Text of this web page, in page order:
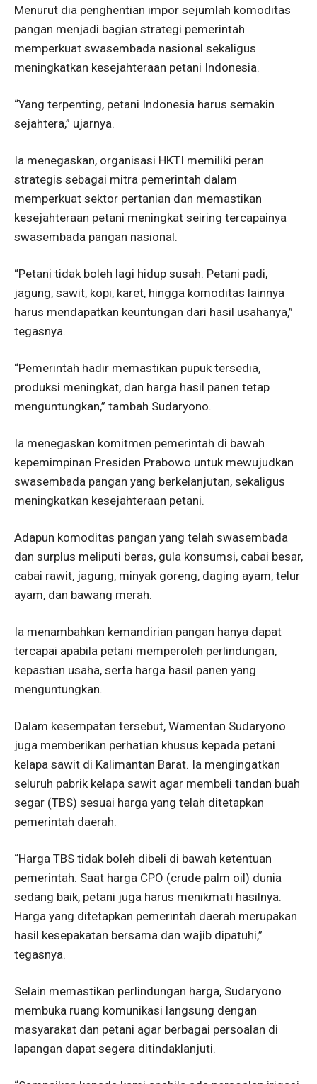
Menurut dia penghentian impor sejumlah komoditas
pangan menjadi bagian strategi pemerintah
memperkuat swasembada nasional sekaligus
meningkatkan kesejahteraan petani Indonesia.
“Yang terpenting, petani Indonesia harus semakin
sejahtera,” ujarnya.
Ia menegaskan, organisasi HKTI memiliki peran
strategis sebagai mitra pemerintah dalam
memperkuat sektor pertanian dan memastikan
kesejahteraan petani meningkat seiring tercapainya
swasembada pangan nasional.
“Petani tidak boleh lagi hidup susah. Petani padi,
jagung, sawit, kopi, karet, hingga komoditas lainnya
harus mendapatkan keuntungan dari hasil usahanya,”
tegasnya.
“Pemerintah hadir memastikan pupuk tersedia,
produksi meningkat, dan harga hasil panen tetap
menguntungkan,” tambah Sudaryono.
Ia menegaskan komitmen pemerintah di bawah
kepemimpinan Presiden Prabowo untuk mewujudkan
swasembada pangan yang berkelanjutan, sekaligus
meningkatkan kesejahteraan petani.
Adapun komoditas pangan yang telah swasembada
dan surplus meliputi beras, gula konsumsi, cabai besar,
cabai rawit, jagung, minyak goreng, daging ayam, telur
ayam, dan bawang merah.
Ia menambahkan kemandirian pangan hanya dapat
tercapai apabila petani memperoleh perlindungan,
kepastian usaha, serta harga hasil panen yang
menguntungkan.
Dalam kesempatan tersebut, Wamentan Sudaryono
juga memberikan perhatian khusus kepada petani
kelapa sawit di Kalimantan Barat. Ia mengingatkan
seluruh pabrik kelapa sawit agar membeli tandan buah
segar (TBS) sesuai harga yang telah ditetapkan
pemerintah daerah.
“Harga TBS tidak boleh dibeli di bawah ketentuan
pemerintah. Saat harga CPO (crude palm oil) dunia
sedang baik, petani juga harus menikmati hasilnya.
Harga yang ditetapkan pemerintah daerah merupakan
hasil kesepakatan bersama dan wajib dipatuhi,”
tegasnya.
Selain memastikan perlindungan harga, Sudaryono
membuka ruang komunikasi langsung dengan
masyarakat dan petani agar berbagai persoalan di
lapangan dapat segera ditindaklanjuti.